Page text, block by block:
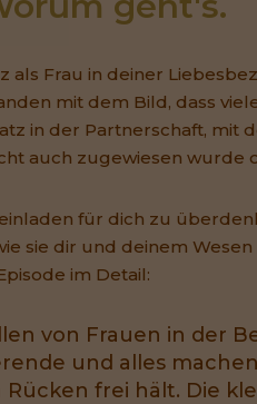
als Frau in deiner
mit dem Bild, dass
in der Partnerschaft, mit
auch zugewiesen wurde
für dich zu
sie dir und deinem
im Detail:
von Frauen in der
und alles
frei hält. Die